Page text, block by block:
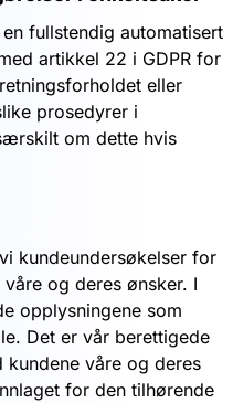
fullstendig automatisert
artikkel 22 i GDPR for
eller
prosedyrer i
om dette hvis
kundeundersøkelser for
og deres ønsker. I
opplysningene som
Det er vår berettigede
kundene våre og deres
for den tilhørende